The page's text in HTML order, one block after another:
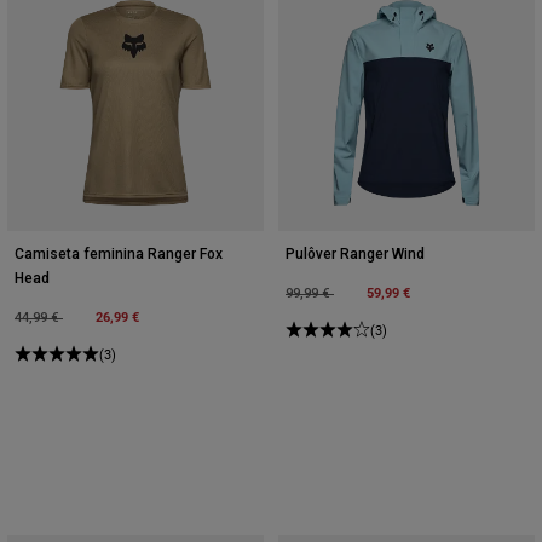
Camiseta feminina Ranger Fox
Head
Price reduced from
44,99 €to 26,99 €
(3)
Pulôver Ranger Wind
Price reduced from
99,99 €to 59,99 €
(3)